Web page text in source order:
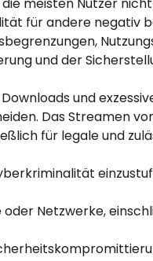
für andere negativ
und der
und
Das Streamen
für legale und
Netzwerke,